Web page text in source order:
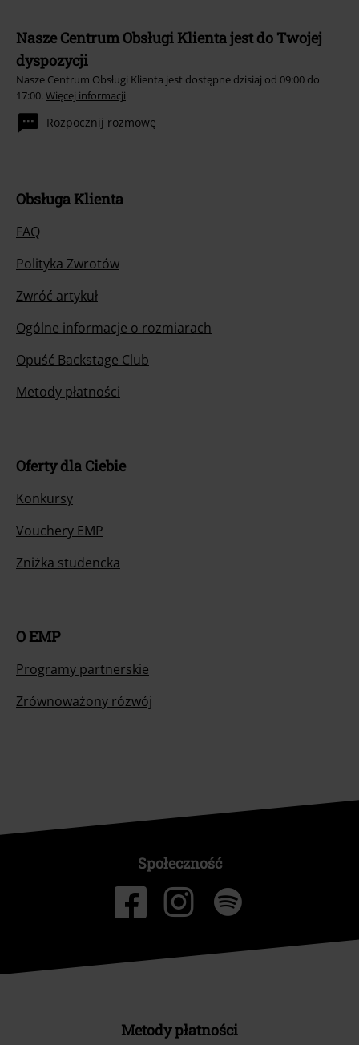
Nasze Centrum Obsługi Klienta jest do Twojej
dyspozycji
Nasze Centrum Obsługi Klienta jest dostępne dzisiaj od 09:00 do
17:00. Więcej informacji
Rozpocznij rozmowę
Obsługa Klienta
FAQ
Polityka Zwrotów
Zwróć artykuł
Ogólne informacje o rozmiarach
Opuść Backstage Club
Metody płatności
Oferty dla Ciebie
Konkursy
Vouchery EMP
Zniżka studencka
O EMP
Programy partnerskie
Zrównoważony rózwój
Społeczność
Metody płatności